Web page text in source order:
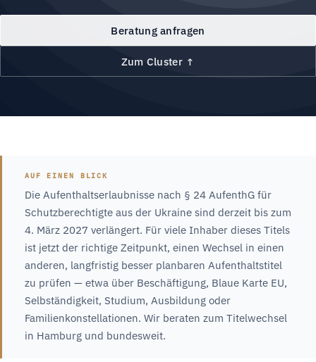
Beratung anfragen
Zum Cluster ↑
AUF EINEN BLICK
Die Aufenthaltserlaubnisse nach § 24 AufenthG für
Schutzberechtigte aus der Ukraine sind derzeit bis zum
4. März 2027 verlängert. Für viele Inhaber dieses Titels
ist jetzt der richtige Zeitpunkt, einen Wechsel in einen
anderen, langfristig besser planbaren Aufenthaltstitel
zu prüfen — etwa über Beschäftigung, Blaue Karte EU,
Selbständigkeit, Studium, Ausbildung oder
Familienkonstellationen. Wir beraten zum Titelwechsel
in Hamburg und bundesweit.